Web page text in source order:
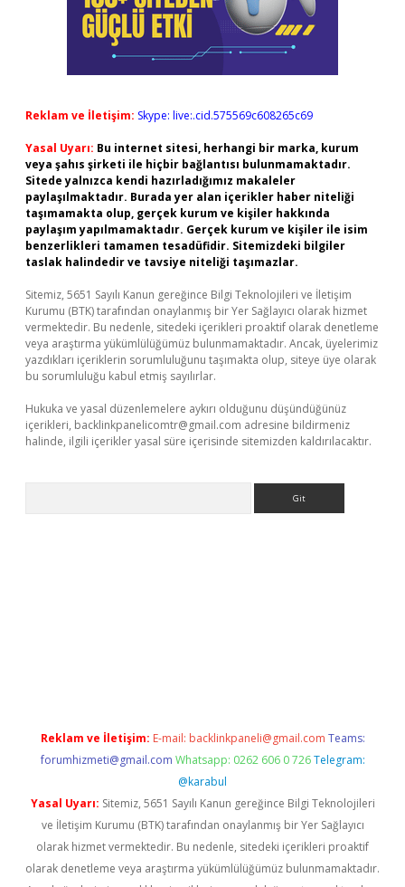
Reklam ve İletişim: Skype: live:.cid.575569c608265c69
Yasal Uyarı: Bu internet sitesi, herhangi bir marka, kurum
veya şahıs şirketi ile hiçbir bağlantısı bulunmamaktadır.
Sitede yalnızca kendi hazırladığımız makaleler
paylaşılmaktadır. Burada yer alan içerikler haber niteliği
taşımamakta olup, gerçek kurum ve kişiler hakkında
paylaşım yapılmamaktadır. Gerçek kurum ve kişiler ile isim
benzerlikleri tamamen tesadüfidir. Sitemizdeki bilgiler
taslak halindedir ve tavsiye niteliği taşımazlar.
Sitemiz, 5651 Sayılı Kanun gereğince Bilgi Teknolojileri ve İletişim
Kurumu (BTK) tarafından onaylanmış bir Yer Sağlayıcı olarak hizmet
vermektedir. Bu nedenle, sitedeki içerikleri proaktif olarak denetleme
veya araştırma yükümlülüğümüz bulunmamaktadır. Ancak, üyelerimiz
yazdıkları içeriklerin sorumluluğunu taşımakta olup, siteye üye olarak
bu sorumluluğu kabul etmiş sayılırlar.
Hukuka ve yasal düzenlemelere aykırı olduğunu düşündüğünüz
içerikleri, backlinkpanelicomtr@gmail.com adresine bildirmeniz
halinde, ilgili içerikler yasal süre içerisinde sitemizden kaldırılacaktır.
Reklam ve İletişim: E-mail: backlinkpaneli@gmail.com Teams:
forumhizmeti@gmail.com Whatsapp: 0262 606 0 726 Telegram:
@karabul
Yasal Uyarı: Sitemiz, 5651 Sayılı Kanun gereğince Bilgi Teknolojileri
ve İletişim Kurumu (BTK) tarafından onaylanmış bir Yer Sağlayıcı
olarak hizmet vermektedir. Bu nedenle, sitedeki içerikleri proaktif
olarak denetleme veya araştırma yükümlülüğümüz bulunmamaktadır.